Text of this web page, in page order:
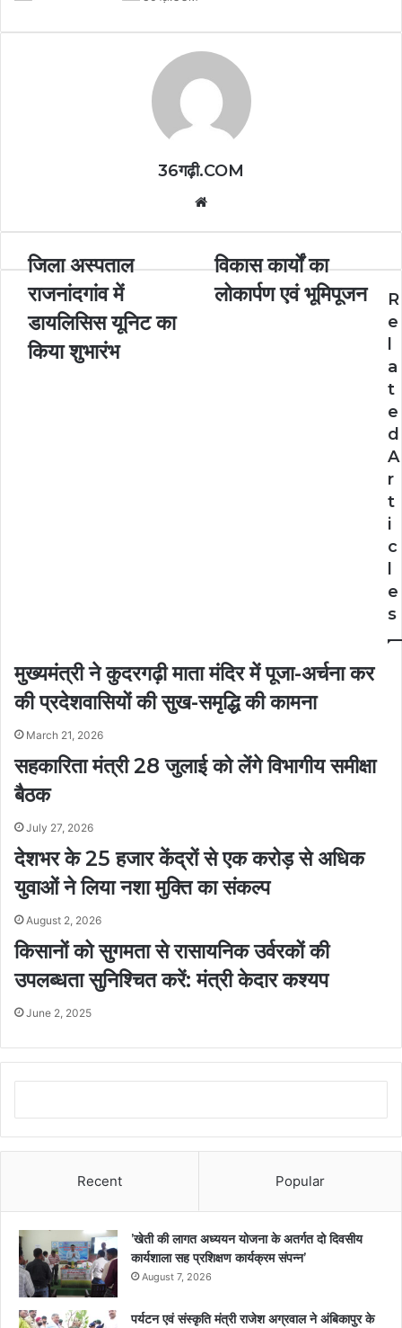
36गढ़ी.COM
जिला अस्पताल
राजनांदगांव में
डायलिसिस यूनिट का
किया शुभारंभ
विकास कार्यों का
लोकार्पण एवं भूमिपूजन
R
e
a
t
e
d
A
r
t
i
c
e
s
मुख्यमंत्री ने कुदरगढ़ी माता मंदिर में पूजा-अर्चना कर
की प्रदेशवासियों की सुख-समृद्धि की कामना
March 21, 2026
सहकारिता मंत्री 28 जुलाई को लेंगे विभागीय समीक्षा
बैठक
July 27, 2026
देशभर के 25 हजार केंद्रों से एक करोड़ से अधिक
युवाओं ने लिया नशा मुक्ति का संकल्प
August 2, 2026
किसानों को सुगमता से रासायनिक उर्वरकों की
उपलब्धता सुनिश्चित करें: मंत्री केदार कश्यप
June 2, 2025
Recent Popular
’खेती की लागत अध्ययन योजना के अतर्गत दो दिवसीय
कार्यशाला सह प्रशिक्षण कार्यक्रम संपन्न’
August 7, 2026
पर्यटन एवं संस्कृति मंत्री राजेश अग्रवाल ने अंबिकापुर के